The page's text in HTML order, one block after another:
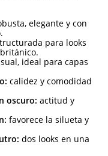
elegante y con
para looks
ideal para capas
calidez y comodidad
oscuro: actitud y
favorece la silueta y
dos looks en una